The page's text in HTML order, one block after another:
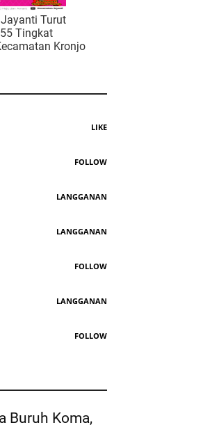
Turut
Tingkat
Kronjo
LIKE
FOLLOW
LANGGANAN
LANGGANAN
FOLLOW
LANGGANAN
FOLLOW
Buruh Koma,